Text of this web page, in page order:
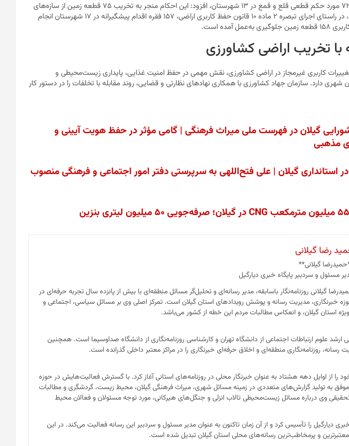
محمدی با اشاره به اجرای ۷۲ مورد حکم قطعی قلع و قمع در ۱۳ شهرستان، افزود: این احکام منجر به تخریب ۷۵ قطعه زمین از سازه‌های
غیرمجاز شده‌اند. همچنین، در راستای اجرای تبصره ۲ ماده ۱۰ قانون حفظ کاربری اراضی، ۱۵۷ فقره اقدام پیشگیرانه در ۱۷ شهرستان انجام
آمده است.
با تخریب اراضی کشاورزی
کاربری غیرمجاز در اراضی کشاورزی، نقش مهمی در حفظ امنیت غذایی، پایداری زیست‌محیطی و
شهری دارد. سازمان جهاد کشاورزی با همکاری نهادهای نظارتی و قضایی، روند مقابله با تخلفات را در دستور کار
عاشورایی گیلان در فهرست ملی میراث فرهنگی | گامی مؤثر در حفظ هویت آیینی و
مذهبی
استانداری گیلان | علی فتح‌اللهی به سرپرستی دفتر امور اجتماعی و فرهنگی منصوب
رضا گیلانی
گیلانی**
مسئول و سردبیر پایگاه خبری دیارگیل
گیلانی روزنامه‌نگار باسابقه، مدیر رسانه‌ای و تحلیل‌گر مسائل منطقه‌ای با بیش از پانزده سال تجربه حرفه‌ای در
خبرنگاری، مدیریت رسانه و پوشش رویدادهای استان گیلان است. تمرکز اصلی وی بر مسائل سیاسی، اجتماعی و
استان گیلان، و انعکاس مطالبات مردم این خطه از کشور می‌باشد.
ارشد علوم ارتباطات اجتماعی از دانشگاه تهران و کارشناسی روزنامه‌نگاری از دانشگاه صداوسیما است. همچنین
روزنامه‌نگاری منطقه‌ای و اخلاق حرفه‌ای خبرنگاری را در مراکز معتبر داخلی گذرانده است.
را از اوایل دهه هشتاد به عنوان خبرنگار محلی در روزنامه‌های استانی آغاز کرد. با گسترش فعالیت‌هایش در حوزه
به تولید گزارش‌های متعددی در زمینه مسائل شهری، میراث فرهنگی گیلان، محیط زیست، گردشگری و مطالبات
وی درباره مسائل زیست‌محیطی تالاب انزلی و جنگل‌های هیرکانی، مورد توجه مسئولان و فعالان محیط
۱۳۹۴ پایگاه خبری دیارگیل را تأسیس کرد و از آن زمان تاکنون به عنوان مدیر مسئول و سردبیر این رسانه فعالیت می‌کند. در این
معتبرترین و پرمخاطب‌ترین رسانه‌های محلی استان گیلان تبدیل شده است.